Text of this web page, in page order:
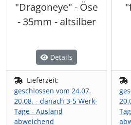
"Dragoneye" - Öse
- 35mm - altsilber
Details
Lieferzeit:
geschlossen vom 24.07.
20.08. - danach 3-5 Werk-
Tage - Ausland
abweichend